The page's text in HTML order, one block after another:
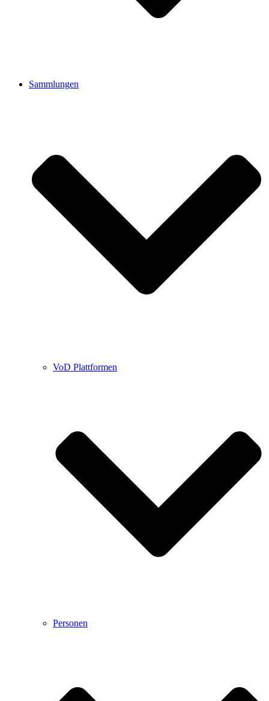
Sammlungen
VoD Plattformen
Personen